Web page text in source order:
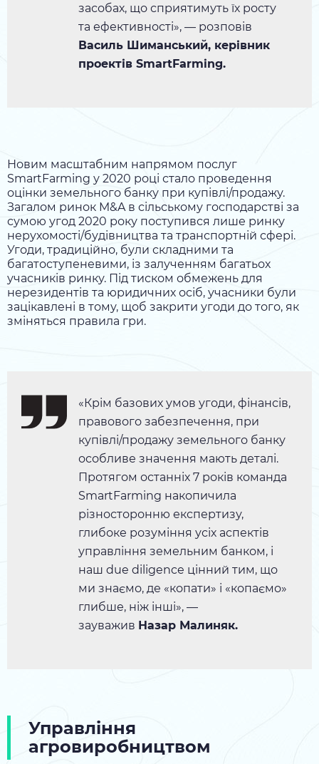
засобах, що сприятимуть їх росту
та ефективності», — розповів
Василь Шиманський, керівник
проектів SmartFarming.
Новим масштабним напрямом послуг
SmartFarming у 2020 році стало проведення
оцінки земельного банку при купівлі/продажу.
Загалом ринок M&A в сільському господарстві за
сумою угод 2020 року поступився лише ринку
нерухомості/будівництва та транспортній сфері.
Угоди, традиційно, були складними та
багатоступеневими, із залученням багатьох
учасників ринку. Під тиском обмежень для
нерезидентів та юридичних осіб, учасники були
зацікавлені в тому, щоб закрити угоди до того, як
зміняться правила гри.
«Крім базових умов угоди, фінансів,
правового забезпечення, при
купівлі/продажу земельного банку
особливе значення мають деталі.
Протягом останніх 7 років команда
SmartFarming накопичила
різносторонню експертизу,
глибоке розуміння усіх аспектів
управління земельним банком, і
наш due diligence цінний тим, що
ми знаємо, де «копати» і «копаємо»
глибше, ніж інші», —
зауважив Назар Малиняк.
Управління
агровиробництвом